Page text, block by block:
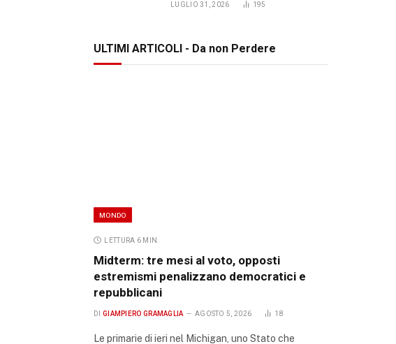
LUGLIO 31, 2026 195
ULTIMI ARTICOLI - Da non Perdere
MONDO
LETTURA 6 MIN.
Midterm: tre mesi al voto, opposti
estremismi penalizzano democratici e
repubblicani
DI GIAMPIERO GRAMAGLIA AGOSTO 5, 2026 18
Le primarie di ieri nel Michigan, uno Stato che